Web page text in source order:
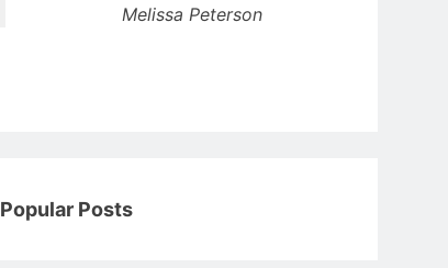
Melissa Peterson
Popular Posts